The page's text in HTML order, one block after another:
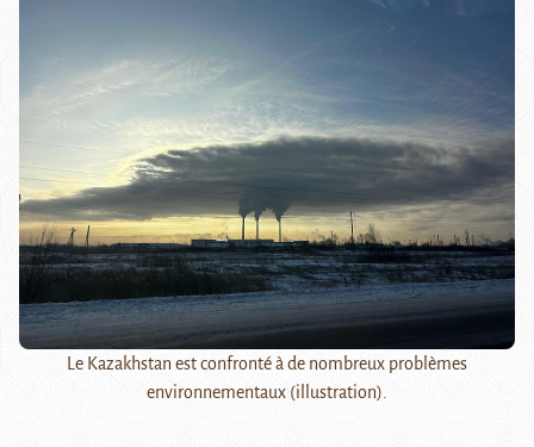
Le Kazakhstan est confronté à de nombreux problèmes
environnementaux (illustration).